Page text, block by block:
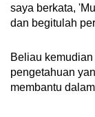
saya berkata,
dan begitulah
Beliau
pengetahuan
membantu